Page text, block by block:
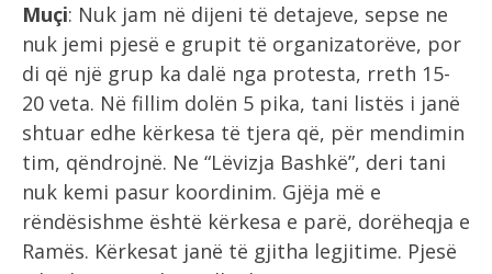
Muçi: Nuk jam në dijeni të detajeve, sepse ne
nuk jemi pjesë e grupit të organizatorëve, por
di që një grup ka dalë nga protesta, rreth 15-
20 veta. Në fillim dolën 5 pika, tani listës i janë
shtuar edhe kërkesa të tjera që, për mendimin
tim, qëndrojnë. Ne “Lëvizja Bashkë”, deri tani
nuk kemi pasur koordinim. Gjëja më e
rëndësishme është kërkesa e parë, dorëheqja e
Ramës. Kërkesat janë të gjitha legjitime. Pjesë